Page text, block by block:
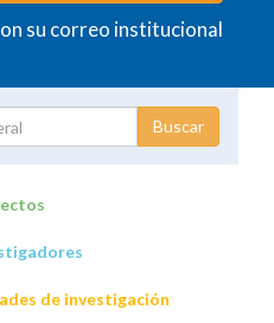
su correo institucional
de investigación